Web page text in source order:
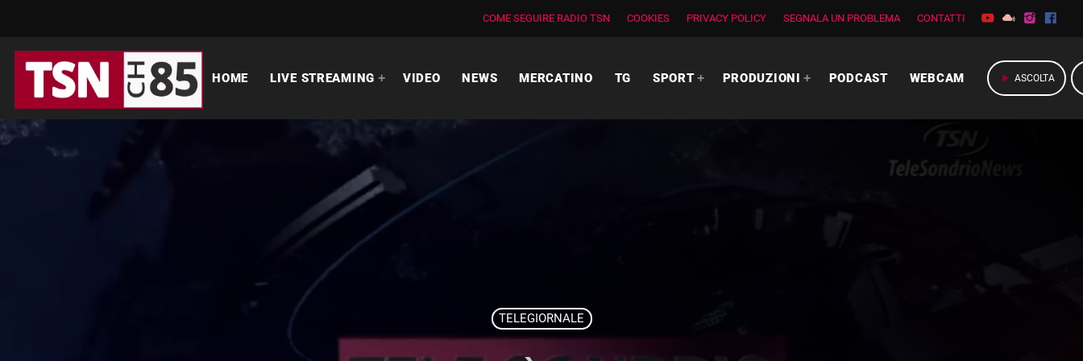
COME SEGUIRE RADIO TSN COOKIES PRIVACY POLICY SEGNALA UN PROBLEMA CONTATTI
HOME LIVE STREAMING VIDEO NEWS MERCATINO TG SPORT PRODUZIONI PODCAST WEBCAM play_arrow ASCOLTA
TELEGIORNALE